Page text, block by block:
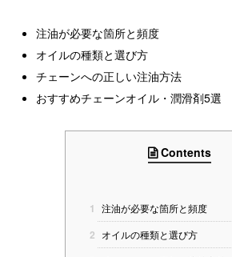
注油が必要な箇所と頻度
オイルの種類と選び方
チェーンへの正しい注油方法
おすすめチェーンオイル・潤滑剤5選
Contents
1 注油が必要な箇所と頻度
2 オイルの種類と選び方